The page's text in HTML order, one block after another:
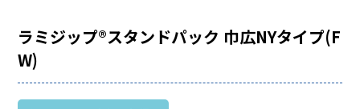
ラミジップ®スタンドパック 巾広NYタイプ(F
W)